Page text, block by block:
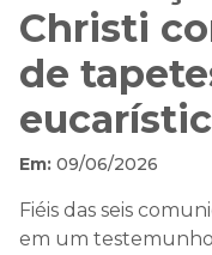
Christi
de
Em: 09/06/2026
Fiéis das seis
em um